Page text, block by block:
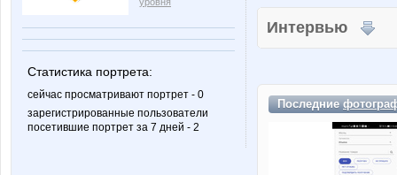
Статистика портрета:
сейчас просматривают портрет - 0
зарегистрированные пользователи
посетившие портрет за 7 дней - 2
Интервью
Последние